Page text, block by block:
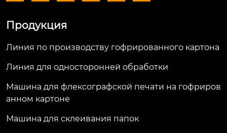
Продукция
Линия по производству гофрированного картона
Линия для односторонней обработки
Машина для флексографской печати на гофриров
анном картоне
Машина для склеивания папок